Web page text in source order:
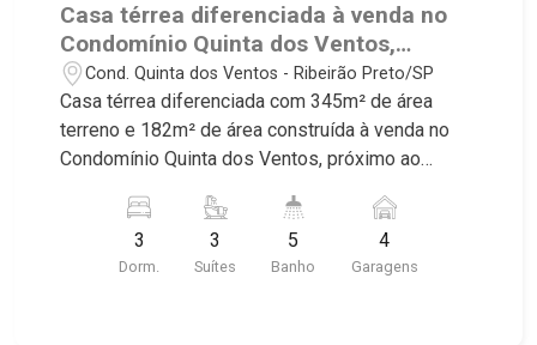
Casa térrea diferenciada à venda no
Condomínio Quinta dos Ventos,
próximo ao Shopping Iguatemi -
Ribeirão Preto/SP.
Cond. Quinta dos Ventos - Ribeirão Preto/SP
Casa térrea diferenciada com 345m² de área
terreno e 182m² de área construída à venda no
Condomínio Quinta dos Ventos, próximo ao
Ventos, Ribeirão Preto/SP. Conheça as
características deste imóvel que a Martinelli
Imobiliária selecionou para você: - 345m² de área
3
Dorm.
3
Suítes
5
Banho
4
Garagens